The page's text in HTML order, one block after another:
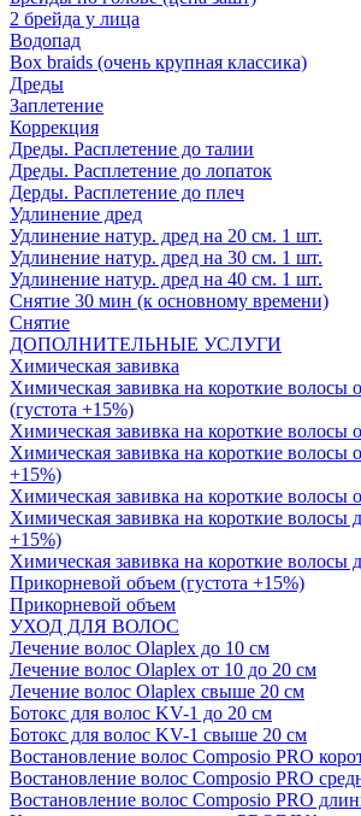
2 брейда у лица
Водопад
Box braids (очень крупная классика)
Дреды
Заплетение
Коррекция
Дреды. Расплетение до талии
Дреды. Расплетение до лопаток
Дерды. Расплетение до плеч
Удлинение дред
Удлинение натур. дред на 20 см. 1 шт.
Удлинение натур. дред на 30 см. 1 шт.
Удлинение натур. дред на 40 см. 1 шт.
Снятие 30 мин (к основному времени)
Снятие
ДОПОЛНИТЕЛЬНЫЕ УСЛУГИ
Химическая завивка
Химическая завивка на короткие волосы
(густота +15%)
Химическая завивка на короткие волосы
Химическая завивка на короткие волосы
+15%)
Химическая завивка на короткие волосы
Химическая завивка на короткие волосы
+15%)
Химическая завивка на короткие волосы
Прикорневой объем (густота +15%)
Прикорневой объем
УХОД ДЛЯ ВОЛОС
Лечение волос Olapleх до 10 см
Лечение волос Olapleх от 10 до 20 см
Лечение волос Olapleх свыше 20 см
Ботокс для волос KV-1 до 20 см
Ботокс для волос KV-1 свыше 20 см
Востановление волос Composio PRO
Востановление волос Composio PRO
Востановление волос Composio PRO